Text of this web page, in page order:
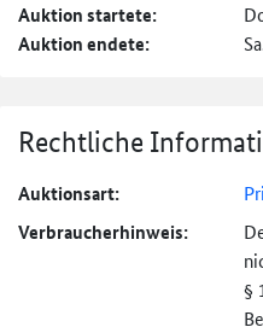
Auktion startete:
Auktion endete:
Rechtliche
Auktionsart:
Verbraucher­hinweis:
§